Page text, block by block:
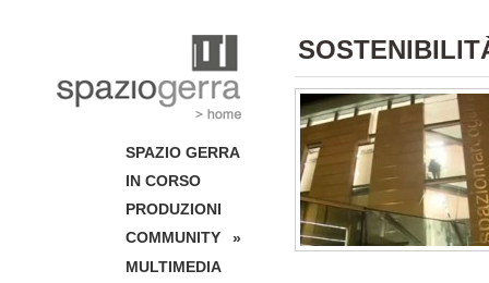
SPAZIO GERRA
IN CORSO
PRODUZIONI
COMMUNITY
»
MULTIMEDIA